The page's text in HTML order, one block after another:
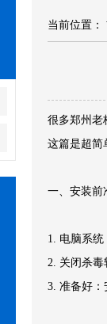
当前位置：
很多郑州老
这篇是超简
一、安装前
1. 电脑系统
2. 关闭杀毒
3. 准备好：